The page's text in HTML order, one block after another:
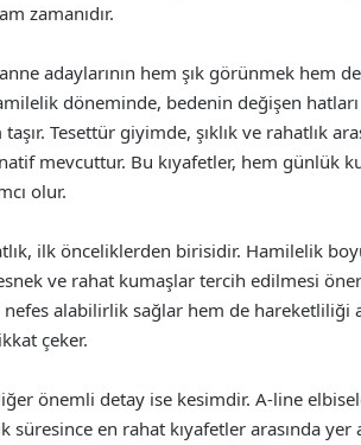
zamanıdır.
adaylarının hem şık görünmek hem
döneminde, bedenin değişen hatları
Tesettür giyimde, şıklık ve rahatlık
mevcuttur. Bu kıyafetler, hem günlük
olur.
ilk önceliklerden birisidir. Hamilelik
ve rahat kumaşlar tercih edilmesi
alabilirlik sağlar hem de hareketliliği
çeker.
önemli detay ise kesimdir. A-line
en rahat kıyafetler arasında yer